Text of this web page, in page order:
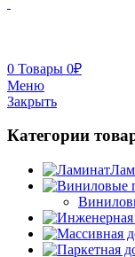
0 Товары 0₽
Меню
Закрыть
Категории